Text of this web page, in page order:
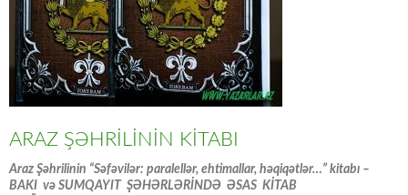
ARAZ ŞƏHRİLİNİN KİTABI
Araz Şəhrilinin “Səfəvilər: paralellər, ehtimallar, həqiqətlər…” kitabı –
BAKI və SUMQAYIT ŞƏHƏRLƏRİNDƏ ƏSAS KİTAB